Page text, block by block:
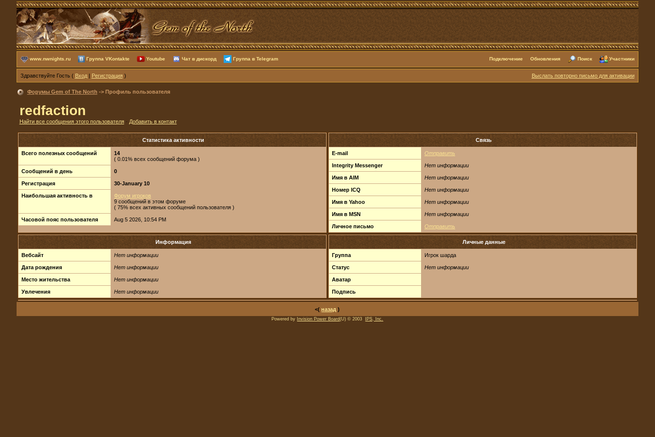
www.nwnights.ru Группа VKontakte Youtube Чат в дискорд Группа в Telegram Подключение Обновления Поиск Участники
Здравствуйте Гость ( Вход| Регистрация) Выслать повторно письмо для активации
Форумы Gem of The North -> Профиль пользователя
redfaction
Найти все сообщения этого пользователя· Добавить в контакт
Статистика активности
Всего полезных сообщений
14
( 0.01% всех сообщений форума )
Сообщений в день 0
Регистрация 30-January 10
Наибольшая активность в
Форум игроков
9 сообщений в этом форуме
( 75% всех активных сообщений пользователя )
Часовой пояс пользователя Aug 5 2026, 10:54 PM
Связь
E-mail Отправить
Integrity Messenger Нет информации
Имя в AIM Нет информации
Номер ICQ Нет информации
Имя в Yahoo Нет информации
Имя в MSN Нет информации
Личное письмо Отправить
Информация
Вебсайт Нет информации
Дата рождения Нет информации
Место жительства Нет информации
Увлечения Нет информации
Личные данные
Группа Игрок шарда
Статус Нет информации
Аватар
Подпись
<(назад )
Powered by Invision Power Board(U) © 2003 IPS, Inc.